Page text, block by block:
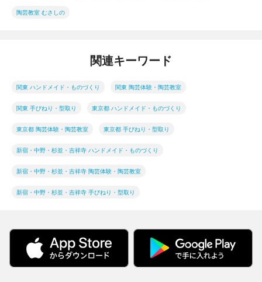
陶芸教室 むさしの
関連キーワード
関東 ハンドメイド・ものづくり 関東 陶芸体験・陶芸教室
関東 手びねり・型取り 東京都 ハンドメイド・ものづくり
東京都 陶芸体験・陶芸教室 東京都 手びねり・型取り
新宿・中野・杉並・吉祥寺 ハンドメイド・ものづくり
新宿・中野・杉並・吉祥寺 陶芸体験・陶芸教室
新宿・中野・杉並・吉祥寺 手びねり・型取り